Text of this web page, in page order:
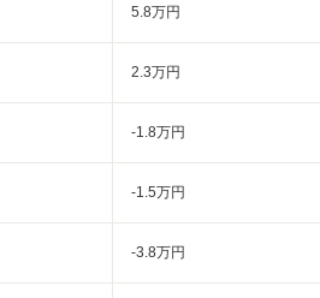
5.8万円
2.3万円
-1.8万円
-1.5万円
-3.8万円